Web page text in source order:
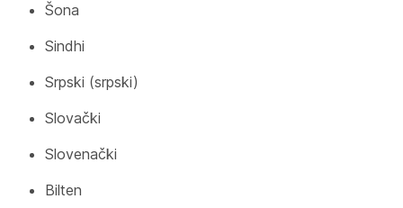
Šona
Sindhi
Srpski (srpski)
Slovački
Slovenački
Bilten